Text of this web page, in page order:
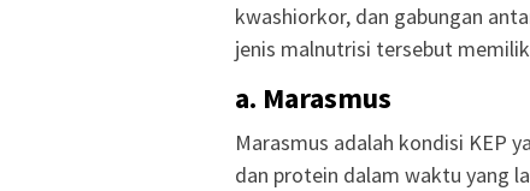
kwashiorkor, dan gabungan
jenis malnutrisi tersebut
a. Marasmus
Marasmus adalah kondisi KEP
dan protein dalam waktu yang